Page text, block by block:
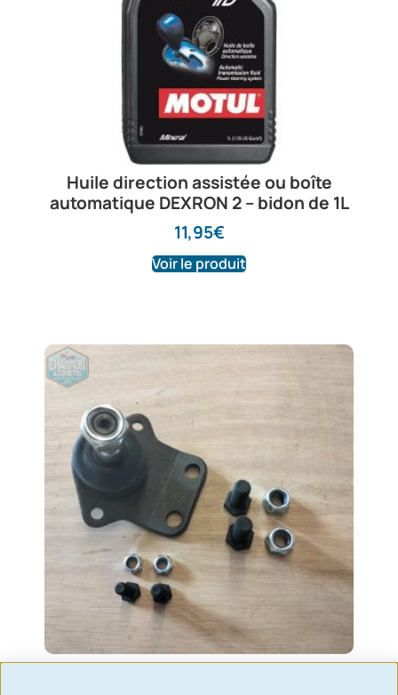
Huile direction assistée ou boîte
automatique DEXRON 2 – bidon de 1L
11,95€
Voir le produit